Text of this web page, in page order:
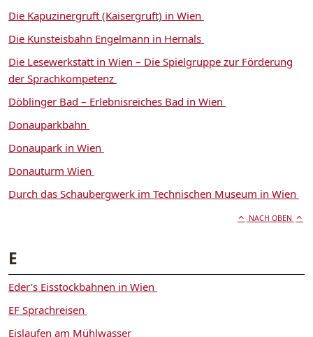
Die Kapuzinergruft (Kaisergruft) in Wien
Die Kunsteisbahn Engelmann in Hernals
Die Lesewerkstatt in Wien – Die Spielgruppe zur Förderung
der Sprachkompetenz
Döblinger Bad – Erlebnisreiches Bad in Wien
Donauparkbahn
Donaupark in Wien
Donauturm Wien
Durch das Schaubergwerk im Technischen Museum in Wien
NACH OBEN
E
Eder’s Eisstockbahnen in Wien
EF Sprachreisen
Eislaufen am Mühlwasser